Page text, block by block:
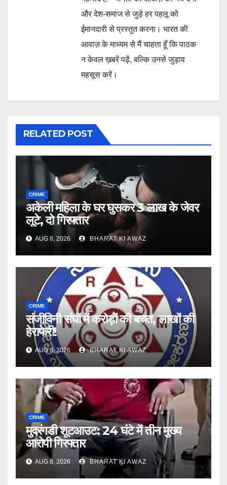
और देश-समाज से जुड़े हर पहलू को
ईमानदारी से प्रस्तुत करना। भारत की
आवाज़ के माध्यम से मैं चाहता हूँ कि पाठक
न केवल ख़बरें पढ़ें, बल्कि उनसे जुड़ाव
महसूस करें।
RELATED POST
CRIME
अकेली महिला के घर घुसकर 3 लाख के जेवर
लूटे, दो गिरफ्तार
AUG 8, 2026 BHARAT KI AWAZ
CRIME
संजीविनी संघों में करोड़ों की बचत, लाखों की
हेराफेरी!
AUG 8, 2026 BHARAT KI AWAZ
CRIME
मुदरंगडी शूटआउट: 24 घंटे में तीन मुख्य
आरोपी गिरफ्तार
AUG 8, 2026 BHARAT KI AWAZ